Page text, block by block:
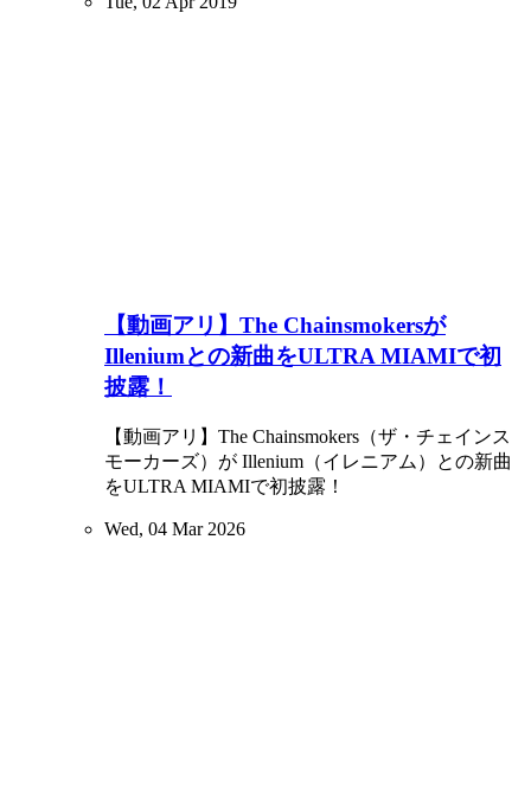
【動画アリ】The Chainsmokersが
Illeniumとの新曲をULTRA MIAMIで初
披露！
【動画アリ】The Chainsmokers（ザ・チェインス
モーカーズ）が Illenium（イレニアム）との新曲
をULTRA MIAMIで初披露！
Wed, 04 Mar 2026